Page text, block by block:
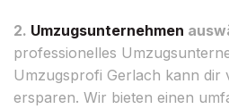
2. Umzugsunternehmen
professionelles
Umzugsprofi Gerlach kann dir
ersparen. Wir bieten einen